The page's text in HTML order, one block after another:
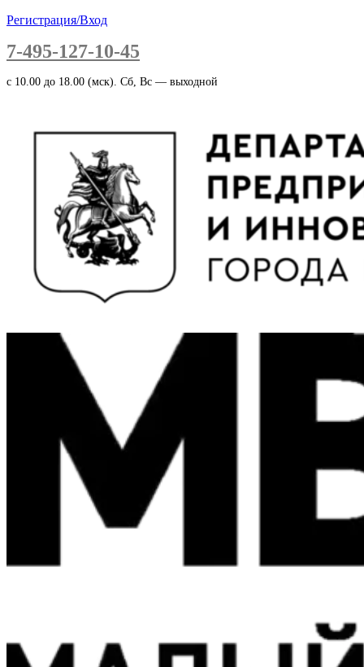
Регистрация/Вход
7-495-127-10-45
c 10.00 до 18.00 (мск). Сб, Вс — выходной